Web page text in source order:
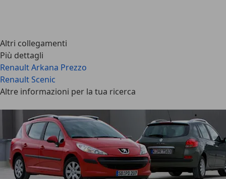
Altri collegamenti
Più dettagli
Renault Arkana Prezzo
Renault Scenic
Altre informazioni per la tua ricerca